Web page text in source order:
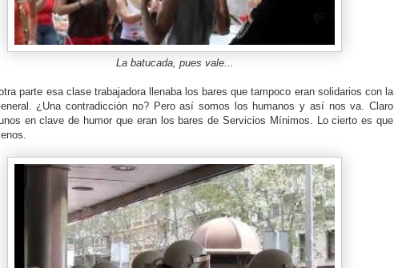
La batucada, pues vale...
parte esa clase trabajadora llenaba los bares que tampoco eran solidarios con la
¿Una contradicción no? Pero así somos los humanos y así nos va. Claro
en clave de humor que eran los bares de Servicios Mínimos. Lo cierto es que